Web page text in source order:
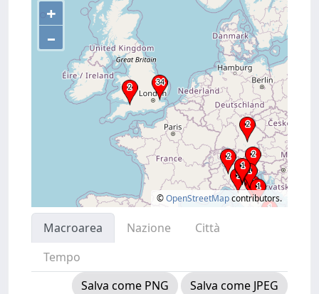
+
–
©OpenStreetMapcontributors.
Macroarea Nazione
Città
Tempo
Salva come PNG
Salva come JPEG